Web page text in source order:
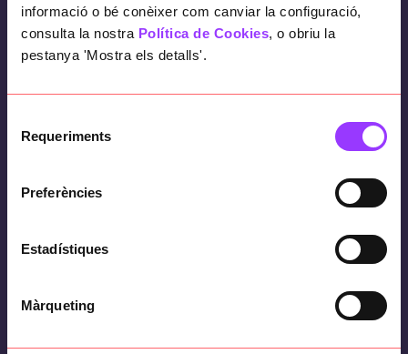
informació o bé conèixer com canviar la configuració,
consulta la nostra Política de Cookies, o obriu la
pestanya 'Mostra els detalls'.
Requeriments
Preferències
Estadístiques
Màrqueting